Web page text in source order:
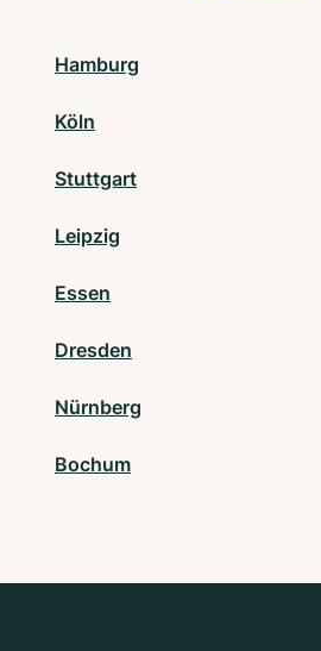
Hamburg
Köln
Stuttgart
Leipzig
Essen
Dresden
Nürnberg
Bochum